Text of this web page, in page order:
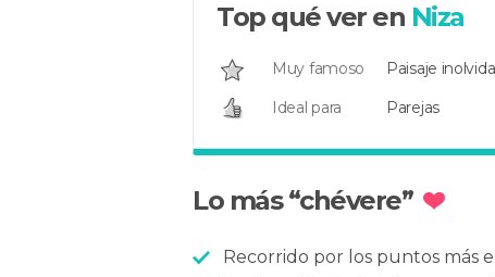
Top qué ver en Niza
Muy famoso
Paisaje
Ideal para
Parejas
Lo más “chévere”
Recorrido por los puntos más